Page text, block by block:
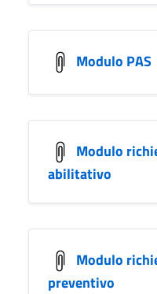
Modulo PAS
Modulo
abilitativo
Modulo
preventivo